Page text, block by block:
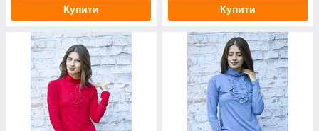
Купити Купити